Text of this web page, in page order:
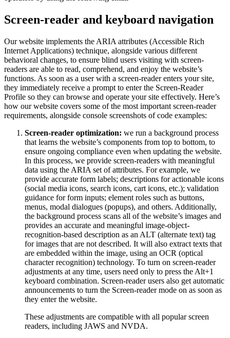
Screen-reader and keyboard navigation
Our website implements the ARIA attributes (Accessible Rich
Internet Applications) technique, alongside various different
behavioral changes, to ensure blind users visiting with screen-
readers are able to read, comprehend, and enjoy the website’s
functions. As soon as a user with a screen-reader enters your site,
they immediately receive a prompt to enter the Screen-Reader
Profile so they can browse and operate your site effectively. Here’s
how our website covers some of the most important screen-reader
requirements, alongside console screenshots of code examples:
Screen-reader optimization: we run a background process
that learns the website’s components from top to bottom, to
ensure ongoing compliance even when updating the website.
In this process, we provide screen-readers with meaningful
data using the ARIA set of attributes. For example, we
provide accurate form labels; descriptions for actionable icons
(social media icons, search icons, cart icons, etc.); validation
guidance for form inputs; element roles such as buttons,
menus, modal dialogues (popups), and others. Additionally,
the background process scans all of the website’s images and
provides an accurate and meaningful image-object-
recognition-based description as an ALT (alternate text) tag
for images that are not described. It will also extract texts that
are embedded within the image, using an OCR (optical
character recognition) technology. To turn on screen-reader
adjustments at any time, users need only to press the Alt+1
keyboard combination. Screen-reader users also get automatic
announcements to turn the Screen-reader mode on as soon as
they enter the website.
These adjustments are compatible with all popular screen
readers, including JAWS and NVDA.